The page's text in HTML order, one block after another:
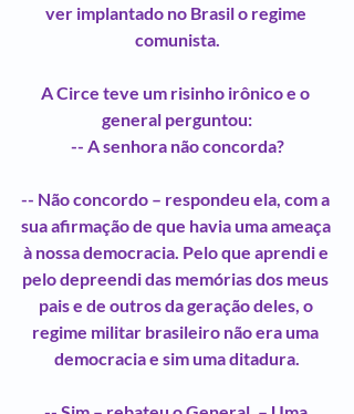
ver implantado no Brasil o regime
comunista.
A Circe teve um risinho irônico e o
general perguntou:
-- A senhora não concorda?
-- Não concordo – respondeu ela, com a
sua afirmação de que havia uma ameaça
à nossa democracia. Pelo que aprendi e
pelo depreendi das memórias dos meus
pais e de outros da geração deles, o
regime militar brasileiro não era uma
democracia e sim uma ditadura.